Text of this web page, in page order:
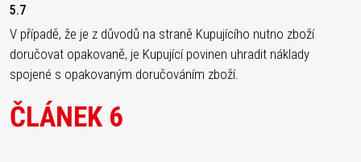
5.7
V případě, že je z důvodů na straně Kupujícího nutno zboží
doručovat opakovaně, je Kupující povinen uhradit náklady
spojené s opakovaným doručováním zboží.
ČLÁNEK 6